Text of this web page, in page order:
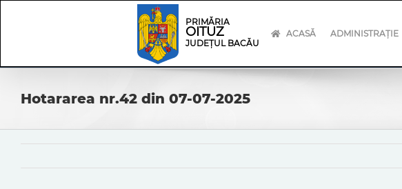
PRIMĂRIA
OITUZ
JUDEȚUL BACĂU
ACASĂ ADMINISTRAȚIE
Hotararea nr.42 din 07-07-2025